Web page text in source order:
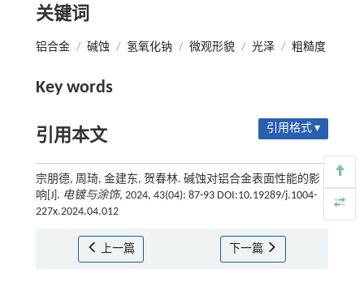
关键词
铝合金 / 碱蚀 / 氢氧化钠 / 微观形貌 / 光泽 / 粗糙度
Key words
引用本文 引用格式 ▾
宗朋德, 周琦, 金建东, 贺春林. 碱蚀对铝合金表面性能的影
响[J]. 电镀与涂饰, 2024, 43(04): 87-93 DOI:10.19289/j.1004-
227x.2024.04.012
上一篇 下一篇